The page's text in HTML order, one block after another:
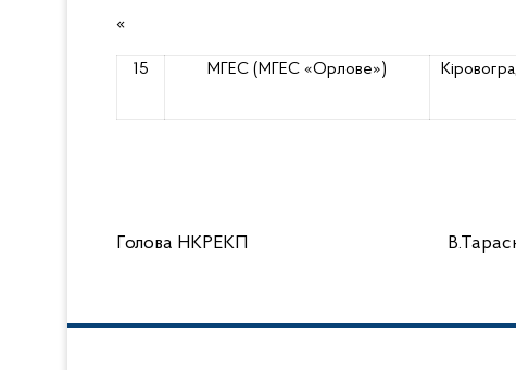
«
15 МГЕС (МГЕС «Орлове»)
Голова НКРЕКП